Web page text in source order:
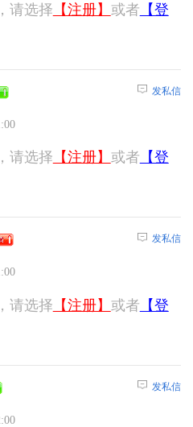
请选择 【注册】 或者 【登
发私信
请选择 【注册】 或者 【登
发私信
请选择 【注册】 或者 【登
发私信